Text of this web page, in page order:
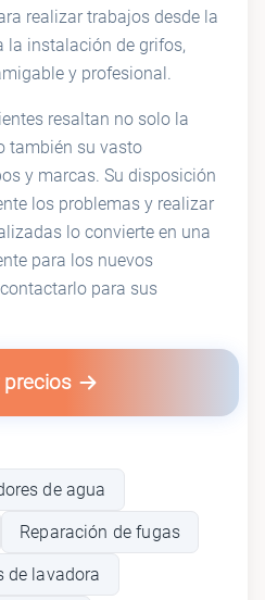
realizar trabajos desde la
la instalación de grifos,
y profesional.
resaltan no solo la
también su vasto
y marcas. Su disposición
los problemas y realizar
lo convierte en una
para los nuevos
para sus
precios
de agua
Reparación de fugas
de lavadora